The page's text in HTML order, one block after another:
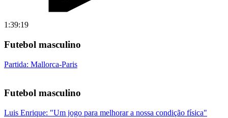
1:39:19
Futebol masculino
Partida: Mallorca-Paris
Futebol masculino
Luis Enrique: "Um jogo para melhorar a nossa condição física"